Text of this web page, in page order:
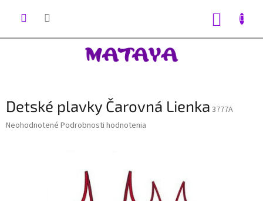
Detské plavky Čarovná Lienka 3777A
Priemerné
Neohodnotené Podrobnosti hodnotenia